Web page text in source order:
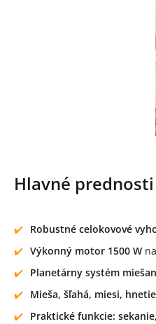
Hlavné
Robustné celokovové
Výkonný motor 1500 W
Planetárny systém
Mieša, šľahá, miesi,
Praktické funkcie: